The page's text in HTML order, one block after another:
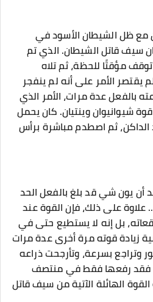
ظل الشيطان الأسود في
سيف قاتل الشيطان. الذي تم
مؤقتًا للحظة، ثم تلاه
يقتصر الأمر على أنه لم ينفجر
بالفعل عدة مرات، الأمر الذي
شيوانيوان وينتيان. كان يحمل
ثم اصطدم مباشرة برأس
أن يون شي قد بلغ بالفعل الحد
على ذلك، فإن القوة عند
بل إنه لا يستطيع حتى في
زيادة قوته مرة أخرى عدة مرات
بسرعة، وتأرجحت ذراعه
فقد رفعها فقط في منتصف
الهائلة الآتية من سيف قاتل